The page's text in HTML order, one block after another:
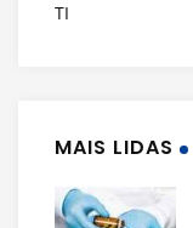
TI
MAIS LIDAS